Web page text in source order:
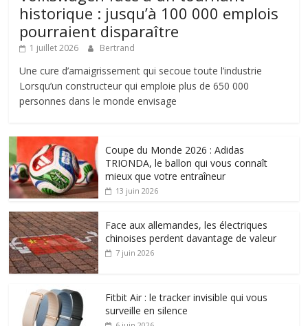
historique : jusqu’à 100 000 emplois
pourraient disparaître
1 juillet 2026 Bertrand
Une cure d’amaigrissement qui secoue toute l’industrie
Lorsqu’un constructeur qui emploie plus de 650 000
personnes dans le monde envisage
Coupe du Monde 2026 : Adidas
TRIONDA, le ballon qui vous connaît
mieux que votre entraîneur
13 juin 2026
Face aux allemandes, les électriques
chinoises perdent davantage de valeur
7 juin 2026
Fitbit Air : le tracker invisible qui vous
surveille en silence